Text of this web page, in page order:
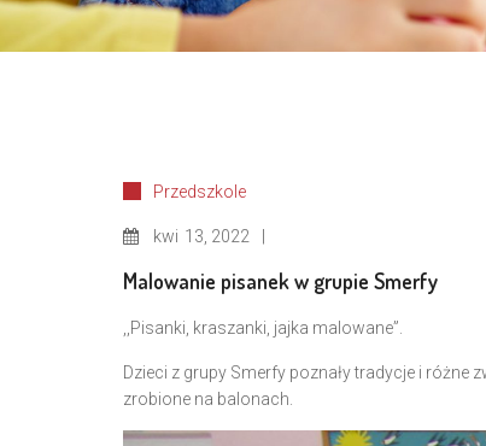
Przedszkole
kwi 13, 2022
Malowanie pisanek w grupie Smerfy
,,Pisanki, kraszanki, jajka malowane”.
Dzieci z grupy Smerfy poznały tradycje i różne
zrobione na balonach.